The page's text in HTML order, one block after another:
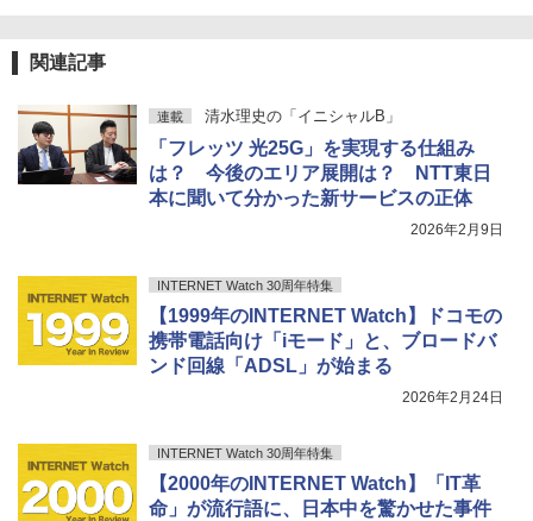
関連記事
連載 清水理史の「イニシャルB」
「フレッツ 光25G」を実現する仕組み
は？ 今後のエリア展開は？ NTT東日
本に聞いて分かった新サービスの正体
2026年2月9日
INTERNET Watch 30周年特集
【1999年のINTERNET Watch】ドコモの
携帯電話向け「iモード」と、ブロードバ
ンド回線「ADSL」が始まる
2026年2月24日
INTERNET Watch 30周年特集
【2000年のINTERNET Watch】「IT革
命」が流行語に、日本中を驚かせた事件